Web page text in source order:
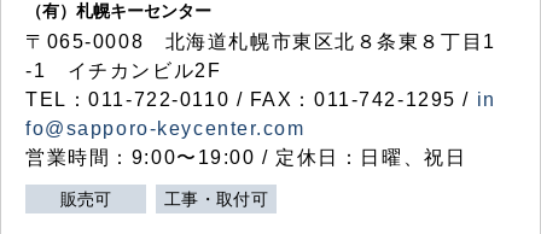
（有）札幌キーセンター
〒065-0008 北海道札幌市東区北８条東８丁目1
-1 イチカンビル2F
TEL：011-722-0110 / FAX：011-742-1295 / in
fo@sapporo-keycenter.com
営業時間：9:00〜19:00 / 定休日：日曜、祝日
販売可 工事・取付可